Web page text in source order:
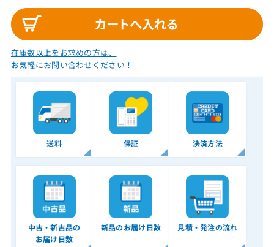
在庫数以上をお求めの方は、
お気軽にお問い合わせください！
送料 保証 決済方法
中古・新古品の
お届け日数
新品のお届け日数 見積・発注の流れ